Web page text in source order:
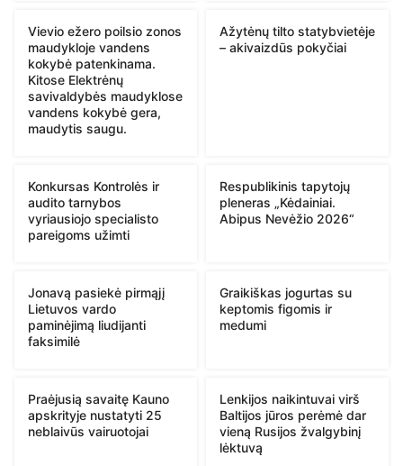
Vievio ežero poilsio zonos
maudykloje vandens
kokybė patenkinama.
Kitose Elektrėnų
savivaldybės maudyklose
vandens kokybė gera,
maudytis saugu.
Ažytėnų tilto statybvietėje
– akivaizdūs pokyčiai
Konkursas Kontrolės ir
audito tarnybos
vyriausiojo specialisto
pareigoms užimti
Respublikinis tapytojų
pleneras „Kėdainiai.
Abipus Nevėžio 2026“
Jonavą pasiekė pirmąjį
Lietuvos vardo
paminėjimą liudijanti
faksimilė
Graikiškas jogurtas su
keptomis figomis ir
medumi
Praėjusią savaitę Kauno
apskrityje nustatyti 25
neblaivūs vairuotojai
Lenkijos naikintuvai virš
Baltijos jūros perėmė dar
vieną Rusijos žvalgybinį
lėktuvą